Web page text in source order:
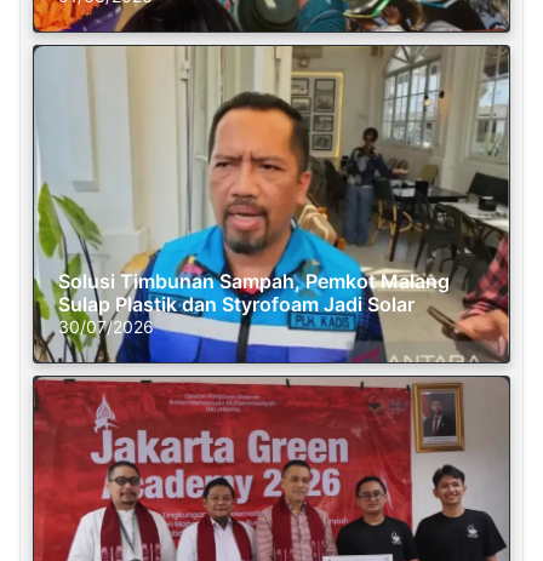
Solusi Timbunan Sampah, Pemkot Malang
Sulap Plastik dan Styrofoam Jadi Solar
30/07/2026